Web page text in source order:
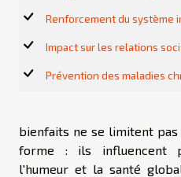
Renforcement du système
Impact sur les relations
Prévention des maladies
bienfaits ne se limitent
forme : ils influencent
l'humeur et la santé